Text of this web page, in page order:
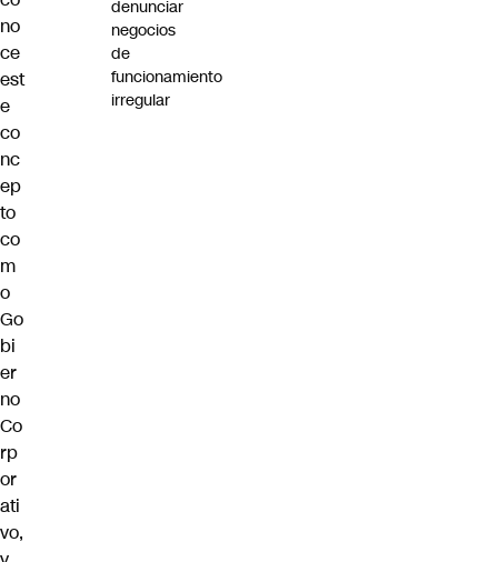
no
ce
est
e
co
nc
ep
to
co
m
o
Go
bi
er
no
Co
rp
or
ati
vo,
denunciar
negocios
de
funcionamiento
irregular